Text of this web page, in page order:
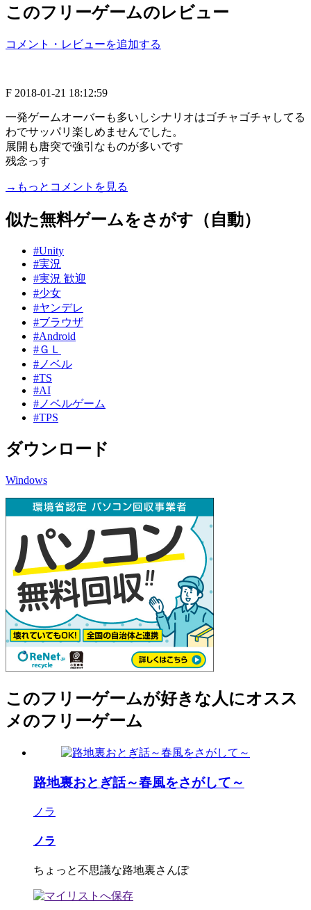
このフリーゲームのレビュー
コメント・レビューを追加する
F 2018-01-21 18:12:59
一発ゲームオーバーも多いしシナリオはゴチャゴチャしてる
わでサッパリ楽しめませんでした。
展開も唐突で強引なものが多いです
残念っす
→もっとコメントを見る
似た無料ゲームをさがす（自動）
#Unity
#実況
#実況 歓迎
#少女
#ヤンデレ
#ブラウザ
#Android
#ＧＬ
#ノベル
#TS
#AI
#ノベルゲーム
#TPS
ダウンロード
Windows
このフリーゲームが好きな人にオスス
メのフリーゲーム
路地裏おとぎ話～春風をさがして～
ノラ
ノラ
ちょっと不思議な路地裏さんぽ